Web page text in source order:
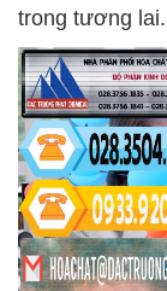
trong tương lai.